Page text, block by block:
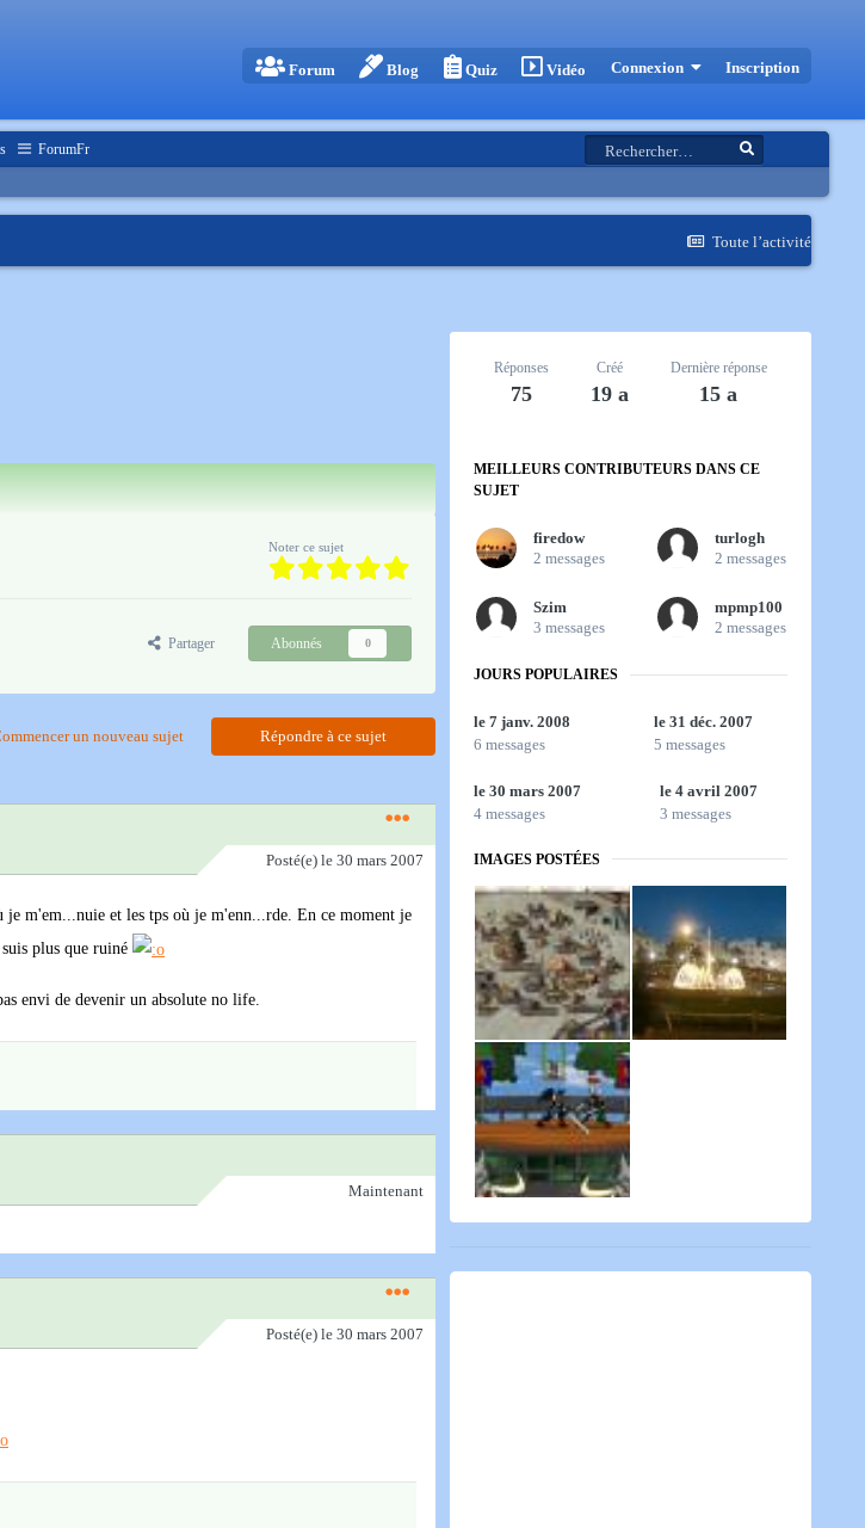
Forum Blog Quiz Vidéo Connexion Inscription
ForumFr
Toute l’activité
Noter ce sujet
Partager Abonnés 0
Répondre à ce sujet
un nouveau sujet
Posté(e) le 30 mars 2007
je m'em...nuie et les tps où je m'enn...rde. En ce moment je
plus que ruiné
envi de devenir un absolute no life.
Maintenant
Posté(e) le 30 mars 2007
Réponses
75
Créé
19 a
Dernière réponse
15 a
MEILLEURS CONTRIBUTEURS DANS CE
SUJET
firedow
2 messages
turlogh
2 messages
Szim
3 messages
mpmp100
2 messages
JOURS POPULAIRES
le 7 janv. 2008
6 messages
le 31 déc. 2007
5 messages
le 30 mars 2007
4 messages
le 4 avril 2007
3 messages
IMAGES POSTÉES